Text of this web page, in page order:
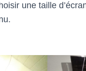
une taille